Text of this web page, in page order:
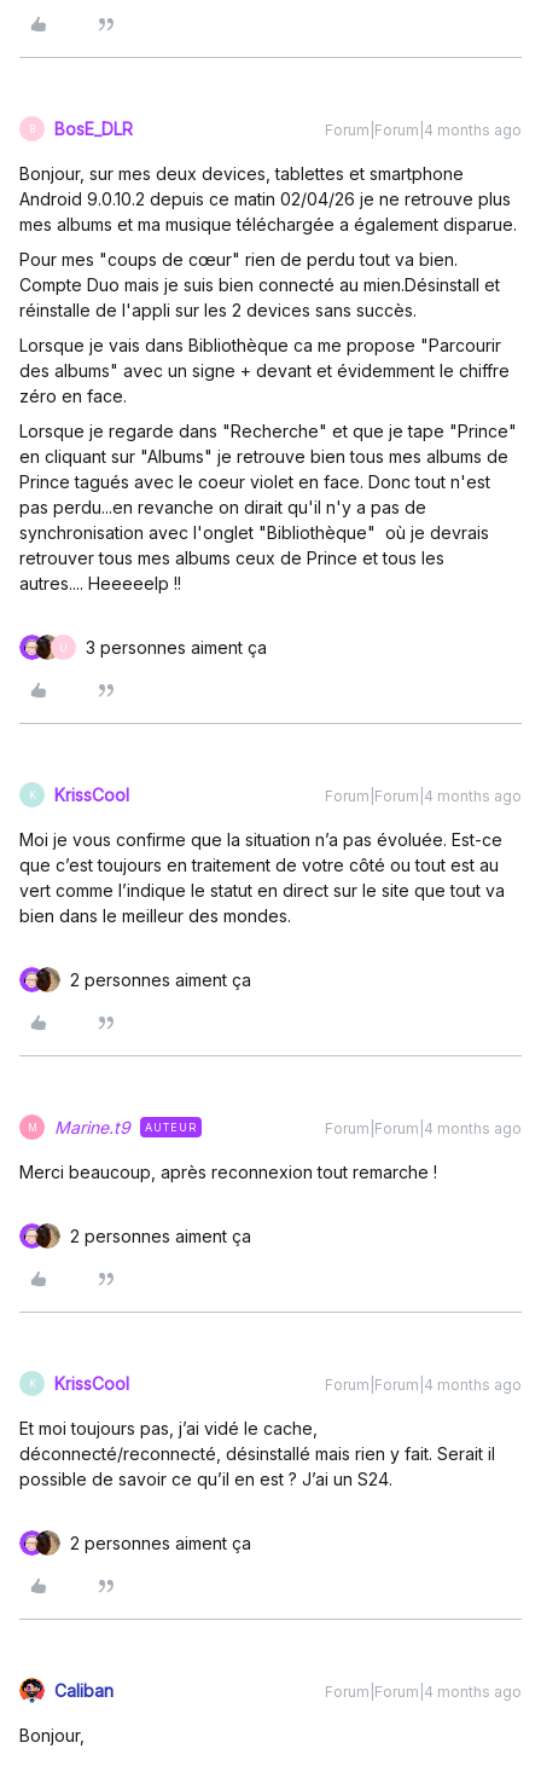
B BosE_DLR Forum|Forum|4 months ago
Bonjour, sur mes deux devices, tablettes et smartphone
Android 9.0.10.2 depuis ce matin 02/04/26 je ne retrouve plus
mes albums et ma musique téléchargée a également disparue.
Pour mes "coups de cœur" rien de perdu tout va bien.
Compte Duo mais je suis bien connecté au mien.Désinstall et
réinstalle de l'appli sur les 2 devices sans succès.
Lorsque je vais dans Bibliothèque ca me propose "Parcourir
des albums" avec un signe + devant et évidemment le chiffre
zéro en face.
Lorsque je regarde dans "Recherche" et que je tape "Prince"
en cliquant sur "Albums" je retrouve bien tous mes albums de
Prince tagués avec le coeur violet en face. Donc tout n'est
pas perdu...en revanche on dirait qu'il n'y a pas de
synchronisation avec l'onglet "Bibliothèque" où je devrais
retrouver tous mes albums ceux de Prince et tous les
autres.... Heeeeelp !!
3 personnes aiment ça
K KrissCool Forum|Forum|4 months ago
Moi je vous confirme que la situation n’a pas évoluée. Est-ce
que c’est toujours en traitement de votre côté ou tout est au
vert comme l’indique le statut en direct sur le site que tout va
bien dans le meilleur des mondes.
2 personnes aiment ça
M Marine.t9 AUTEUR Forum|Forum|4 months ago
Merci beaucoup, après reconnexion tout remarche !
2 personnes aiment ça
K KrissCool Forum|Forum|4 months ago
Et moi toujours pas, j’ai vidé le cache,
déconnecté/reconnecté, désinstallé mais rien y fait. Serait il
possible de savoir ce qu’il en est ? J’ai un S24.
2 personnes aiment ça
Caliban Forum|Forum|4 months ago
Bonjour,